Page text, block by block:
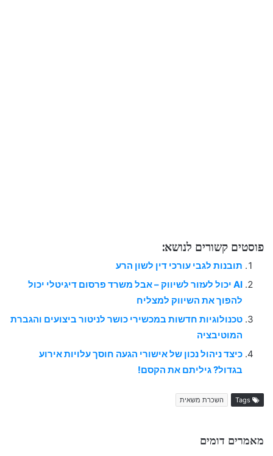
פוסטים קשורים לנושא:
תובנות לגבי עורכי דין לשון הרע
AI יכול לעזור לשיווק – אבל משרד פרסום דיגיטלי יכול
להפוך את השיווק למצליח
טכנולוגיות חדשות במכשירי כושר לניטור ביצועים והגברת
המוטיבציה
כיצד ניהול נכון של אישורי הגעה חוסך עלויות אירוע
בגדול? גיליתם את הקסם!
השכרת משאית
מאמרים דומים